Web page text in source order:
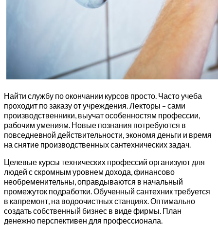
Найти службу по окончании курсов просто. Часто учеба
проходит по заказу от учреждения. Лекторы – сами
производственники, выучат особенностям профессии,
рабочим умениям. Новые познания потребуются в
повседневной действительности, экономя деньги и время
на снятие производственных сантехнических задач.
Целевые курсы технических профессий организуют для
людей с скромным уровнем дохода, финансово
необременительны, оправдываются в начальный
промежуток подработки. Обученный сантехник требуется
в капремонт, на водоочистных станциях. Оптимально
создать собственный бизнес в виде фирмы. План
денежно перспективен для профессионала.